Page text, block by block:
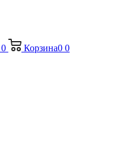
0 Корзина0 0